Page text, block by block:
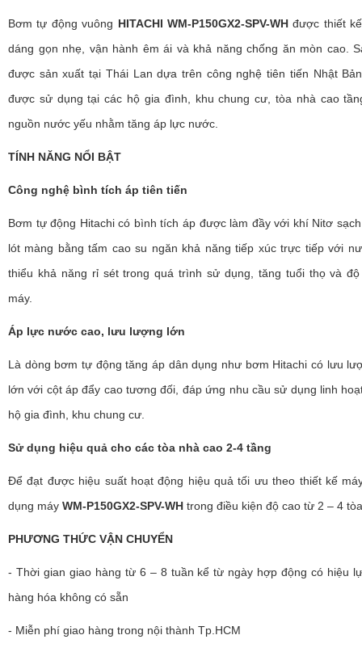
Bơm tự động vuông HITACHI WM-P150GX2-SPV-WHđược thiết
dáng gọn nhẹ, vận hành êm ái và khả năng chống ăn mòn cao.
được sản xuất tại Thái Lan dựa trên công nghệ tiên tiến Nhật
được sử dụng tại các hộ gia đình, khu chung cư, tòa nhà cao
nguồn nước yếu nhằm tăng áp lực nước.
TÍNH NĂNG NỔI BẬT
Công nghệ bình tích áp tiên tiến
Bơm tự động Hitachi có bình tích áp được làm đầy với khí Nitơ
lót màng bằng tấm cao su ngăn khả năng tiếp xúc trực tiếp với
thiểu khả năng rỉ sét trong quá trình sử dụng, tăng tuổi thọ và
máy.
Áp lực nước cao, lưu lượng lớn
Là dòng bơm tự động tăng áp dân dụng như bơm Hitachi có lưu
lớn với cột áp đẩy cao tương đối, đáp ứng nhu cầu sử dụng linh
hộ gia đình, khu chung cư.
Sử dụng hiệu quả cho các tòa nhà cao 2-4 tầng
Để đạt được hiệu suất hoạt động hiệu quả tối ưu theo thiết kế
dụng máy WM-P150GX2-SPV-WH trong điều kiện độ cao từ 2 – 4
PHƯƠNG THỨC VẬN CHUYỂN
- Thời gian giao hàng từ 6 – 8 tuần kể từ ngày hợp động có hiệu
hàng hóa không có sẵn
- Miễn phí giao hàng trong nội thành Tp.HCM